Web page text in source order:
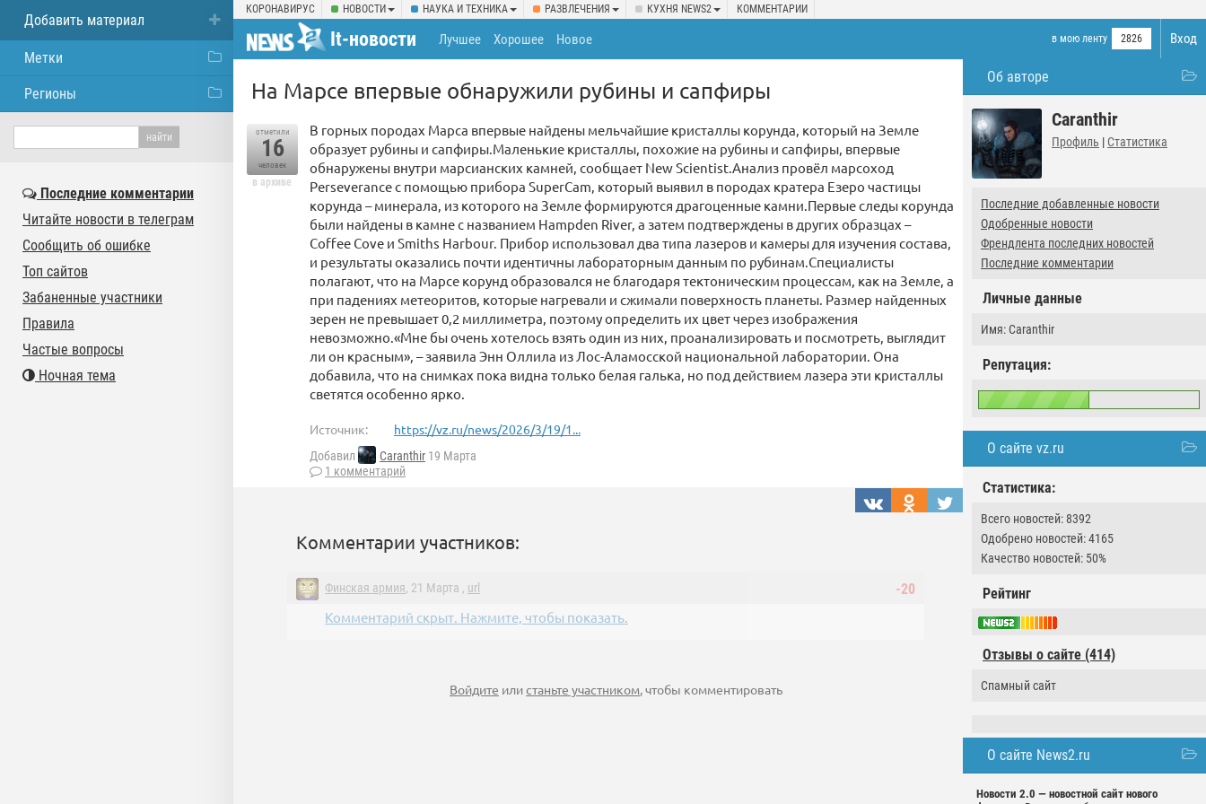
КОРОНАВИРУС НОВОСТИ НАУКА И ТЕХНИКА РАЗВЛЕЧЕНИЯ КУХНЯ NEWS2 КОММЕНТАРИИ
Вход
It-новости в мою ленту 2826
Лучшее Хорошее Новое
Об авторе
Caranthir
Профиль | Статистика
Последние добавленные новости
Одобренные новости
Френдлента последних новостей
Последние комментарии
Личные данные
Имя: Caranthir
Репутация:
О сайте vz.ru
Статистика:
Всего новостей: 8392
Одобрено новостей: 4165
Качество новостей: 50%
Рейтинг
Отзывы о сайте (414)
Спамный сайт
О сайте News2.ru
Новости 2.0 — новостной сайт нового
На Марсе впервые обнаружили рубины и сапфиры
отметили
16
человек
в архиве
В горных породах Марса впервые найдены мельчайшие кристаллы корунда, который на Земле
образует рубины и сапфиры.Маленькие кристаллы, похожие на рубины и сапфиры, впервые
обнаружены внутри марсианских камней, сообщает New Scientist.Анализ провёл марсоход
Perseverance с помощью прибора SuperCam, который выявил в породах кратера Езеро частицы
корунда – минерала, из которого на Земле формируются драгоценные камни.Первые следы корунда
были найдены в камне с названием Hampden River, а затем подтверждены в других образцах –
Coffee Cove и Smiths Harbour. Прибор использовал два типа лазеров и камеры для изучения состава,
и результаты оказались почти идентичны лабораторным данным по рубинам.Специалисты
полагают, что на Марсе корунд образовался не благодаря тектоническим процессам, как на Земле, а
при падениях метеоритов, которые нагревали и сжимали поверхность планеты. Размер найденных
зерен не превышает 0,2 миллиметра, поэтому определить их цвет через изображения
невозможно.«Мне бы очень хотелось взять один из них, проанализировать и посмотреть, выглядит
ли он красным», – заявила Энн Оллила из Лос-Аламосской национальной лаборатории. Она
добавила, что на снимках пока видна только белая галька, но под действием лазера эти кристаллы
светятся особенно ярко.
Источник: https://vz.ru/news/2026/3/19/1...
Добавил Caranthir 19 Марта
1 комментарий
Комментарии участников:
-20
Финская армия, 21 Марта , url
Комментарий скрыт. Нажмите, чтобы показать.
Войдите илистаньте участником, чтобы комментировать
Добавить материал
Метки
Регионы
Последние комментарии
Читайте новости в телеграм
Сообщить об ошибке
Топ сайтов
Забаненные участники
Правила
Частые вопросы
Ночная тема